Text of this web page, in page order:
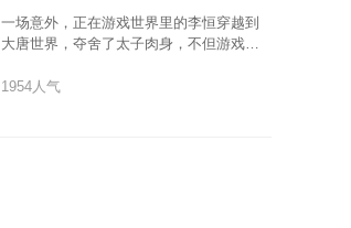
一场意外，正在游戏世界里的李恒穿越到
大唐世界，夺舍了太子肉身，不但游戏中
新君——唐穆宗。历史上的穆宗是个短命
1954人气